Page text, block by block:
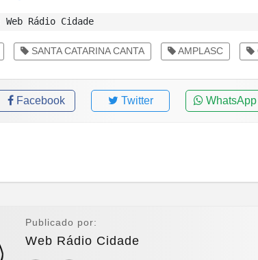
Web Rádio Cidade
SANTA CATARINA CANTA AMPLASC
Facebook Twitter WhatsApp
Publicado por:
Web Rádio Cidade